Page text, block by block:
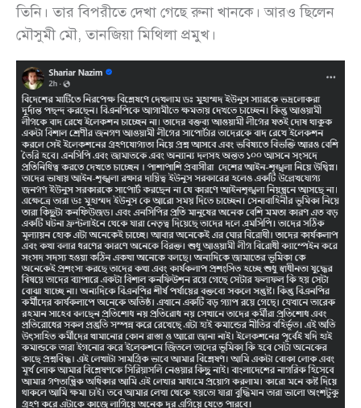
তিনি। তার বিপরীতে দেখা গেছে রুনা খানকে। আরও ছিলেন
মৌসুমী মৌ, তানজিয়া মিথিলা প্রমুখ।